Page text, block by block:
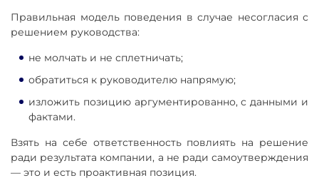
Правильная модель поведения в случае несогласия с
решением руководства:
не молчать и не сплетничать;
обратиться к руководителю напрямую;
изложить позицию аргументированно, с данными и
фактами.
Взять на себе ответственность повлиять на решение
ради результата компании, а не ради самоутверждения
— это и есть проактивная позиция.